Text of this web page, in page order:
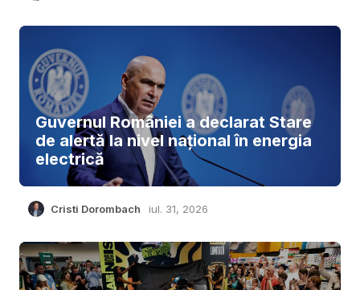
Guvernul României a declarat Stare
de alertă la nivel național în energia
electrică
Cristi Dorombach iul. 31, 2026